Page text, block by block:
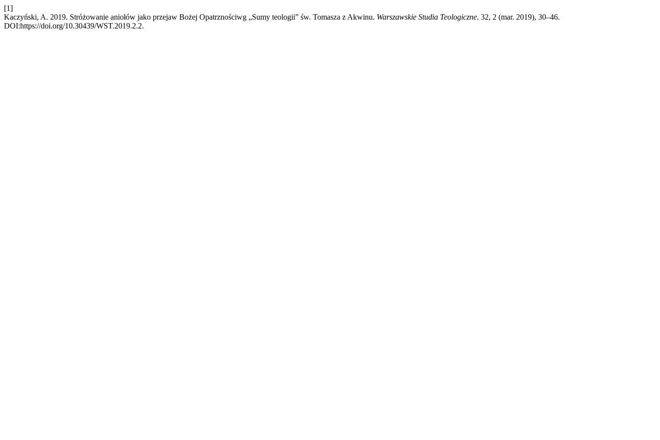
[1]
Kaczyński, A. 2019. Stróżowanie aniołów jako przejaw Bożej Opatrznościwg „Sumy teologii” św. Tomasza z Akwinu. Warszawskie Studia Teologiczne. 32, 2 (mar. 2019), 30–46.
DOI:https://doi.org/10.30439/WST.2019.2.2.